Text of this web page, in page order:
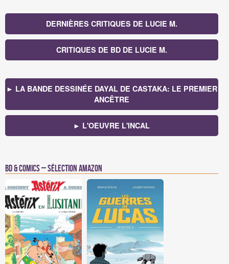
DERNIÈRES CRITIQUES DE LUCIE M.
CRITIQUES DE BD DE LUCIE M.
► LA BANDE DESSINÉE DAYAL DE CASTAKA: LE PREMIER
ANCÊTRE
► L'OEUVRE L'INCAL
BD & Comics – Sélection Amazon